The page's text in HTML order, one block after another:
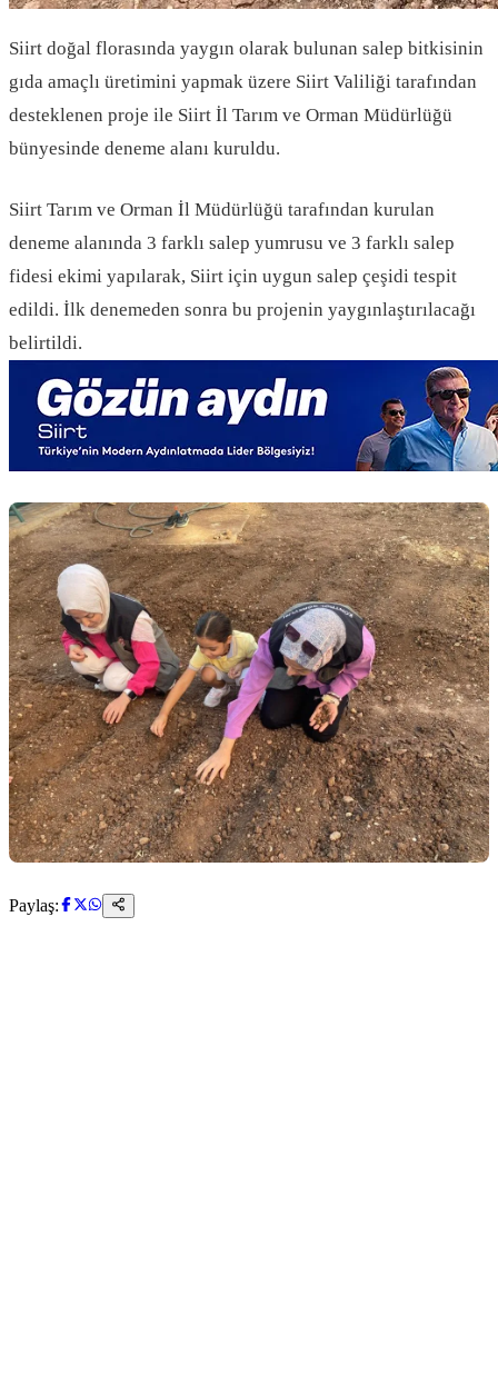
Siirt doğal florasında yaygın olarak bulunan salep bitkisinin
gıda amaçlı üretimini yapmak üzere Siirt Valiliği tarafından
desteklenen proje ile Siirt İl Tarım ve Orman Müdürlüğü
bünyesinde deneme alanı kuruldu.
Siirt Tarım ve Orman İl Müdürlüğü tarafından kurulan
deneme alanında 3 farklı salep yumrusu ve 3 farklı salep
fidesi ekimi yapılarak, Siirt için uygun salep çeşidi tespit
edildi. İlk denemeden sonra bu projenin yaygınlaştırılacağı
belirtildi.
Paylaş: